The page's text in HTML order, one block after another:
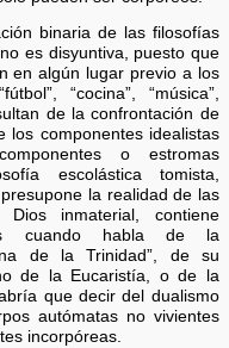
binaria de las filosofías
es disyuntiva, puesto que
en algún lugar previo a los
“cocina”, “música”,
de la confrontación de
los componentes idealistas
o estromas
escolástica tomista,
la realidad de las
inmaterial, contiene
cuando habla de la
de la Trinidad”, de su
de la Eucaristía, o de la
que decir del dualismo
autómatas no vivientes
incorpóreas.